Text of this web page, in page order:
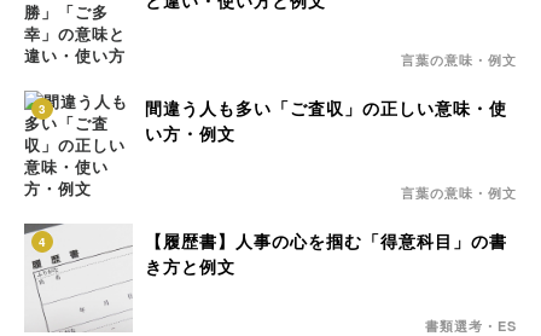
言葉の意味・例文
3
間違う人も多い「ご査収」の正しい意味・使
い方・例文
言葉の意味・例文
4
【履歴書】人事の心を掴む「得意科目」の書
き方と例文
書類選考・ES